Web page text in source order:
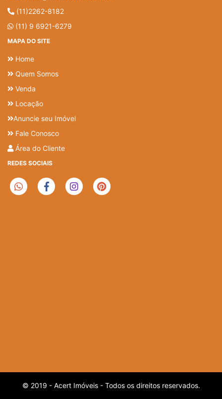
(11)2262-8182
(11) 9 6921-6279
MAPA DO SITE
Home
Quem Somos
Venda
Locação
Anuncie seu Imóvel
Fale Conosco
Área do Cliente
REDES SOCIAIS
© 2019 - Acert Imóveis - Todos os direitos reservados.